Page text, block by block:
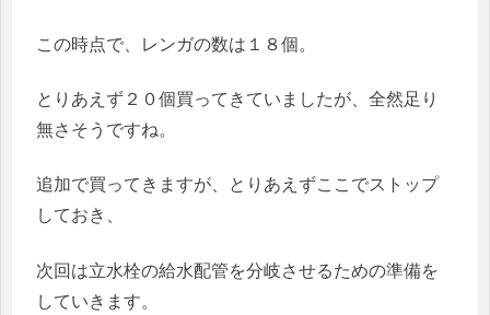
この時点で、レンガの数は１８個。
とりあえず２０個買ってきていましたが、全然足り
無さそうですね。
追加で買ってきますが、とりあえずここでストップ
しておき、
次回は立水栓の給水配管を分岐させるための準備を
していきます。